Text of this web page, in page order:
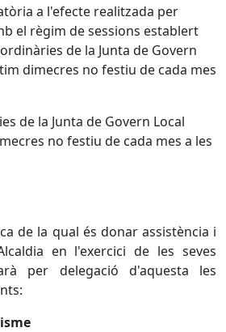
a l'efecte realitzada per
el règim de sessions establert
de la Junta de Govern
dimecres no festiu de cada mes
de la Junta de Govern Local
no festiu de cada mes a les
de la qual és donar assistència i
en l'exercici de les seves
per delegació d'aquesta les